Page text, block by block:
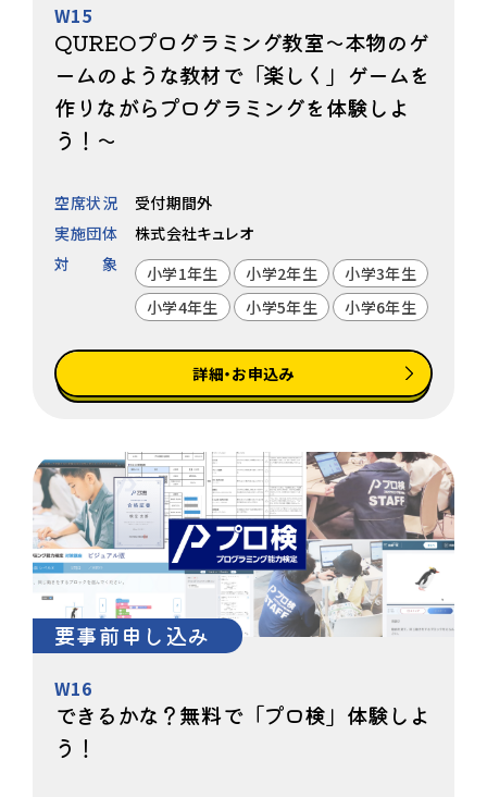
W15
QUREOプログラミング教室～本物のゲ
ームのような教材で「楽しく」ゲームを
作りながらプログラミングを体験しよ
う！～
空席状況
受付期間外
実施団体
株式会社キュレオ
対象
小学1年生 小学2年生
小学3年生
小学4年生
小学5年生 小学6年生
詳細・お申込み
要事前申し込み
W16
できるかな？無料で「プロ検」体験しよ
う！